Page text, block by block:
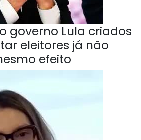
governo Lula criados
eleitores já não
efeito